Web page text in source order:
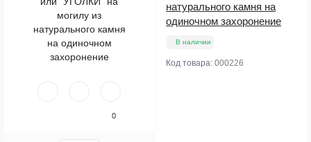
0
натурального камня на
одиночном захоронение
В наличии
Код товара: 000226